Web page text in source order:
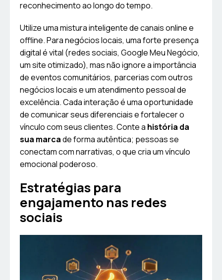
reconhecimento ao longo do tempo.
Utilize uma mistura inteligente de canais online e
offline. Para negócios locais, uma forte presença
digital é vital (redes sociais, Google Meu Negócio,
um site otimizado), mas não ignore a importância
de eventos comunitários, parcerias com outros
negócios locais e um atendimento pessoal de
excelência. Cada interação é uma oportunidade
de comunicar seus diferenciais e fortalecer o
vínculo com seus clientes. Conte a história da
sua marcade forma autêntica; pessoas se
conectam com narrativas, o que cria um vínculo
emocional poderoso.
Estratégias para
engajamento nas redes
sociais